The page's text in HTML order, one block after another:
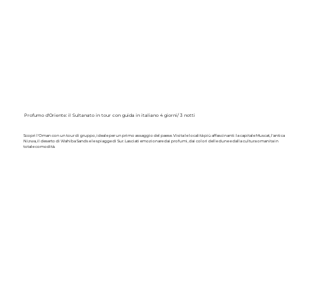
Scopri l'Oman con un tour di gruppo, ideale per un primo assaggio del paese. Visita le località più affascinanti: la capitale Muscat, l'antica
Nizwa, il deserto di Wahiba Sands e le spiagge di Sur. Lasciati emozionare dai profumi, dai colori delle dune e dalla cultura omanita in
totale comodità.
Profumo d'Oriente: il Sultanato in tour con guida in italiano 4 giorni/ 3 notti